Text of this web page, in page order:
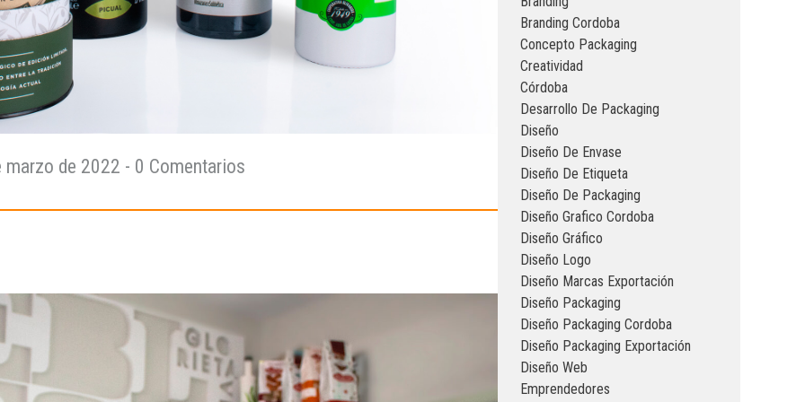
marzo de 2022 - 0 Comentarios
Branding Cordoba
Concepto Packaging
Creatividad
Córdoba
Desarrollo De Packaging
Diseño
Diseño De Envase
Diseño De Etiqueta
Diseño De Packaging
Diseño Grafico Cordoba
Diseño Gráfico
Diseño Logo
Diseño Marcas Exportación
Diseño Packaging
Diseño Packaging Cordoba
Diseño Packaging Exportación
Diseño Web
Emprendedores